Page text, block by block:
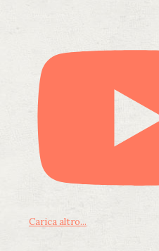
Carica altro...